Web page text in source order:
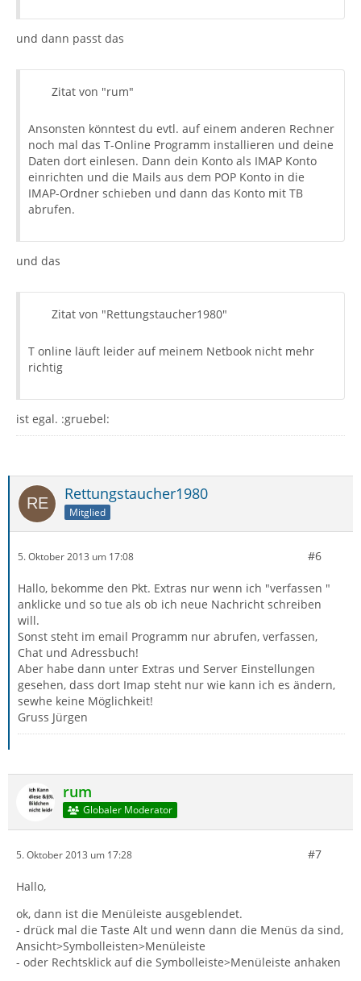
und dann passt das
Zitat von "rum"
Ansonsten könntest du evtl. auf einem anderen Rechner
noch mal das T-Online Programm installieren und deine
Daten dort einlesen. Dann dein Konto als IMAP Konto
einrichten und die Mails aus dem POP Konto in die
IMAP-Ordner schieben und dann das Konto mit TB
abrufen.
und das
Zitat von "Rettungstaucher1980"
T online läuft leider auf meinem Netbook nicht mehr
richtig
ist egal. :gruebel:
Rettungstaucher1980
Mitglied
5. Oktober 2013 um 17:08 #6
Hallo, bekomme den Pkt. Extras nur wenn ich "verfassen "
anklicke und so tue als ob ich neue Nachricht schreiben
will.
Sonst steht im email Programm nur abrufen, verfassen,
Chat und Adressbuch!
Aber habe dann unter Extras und Server Einstellungen
gesehen, dass dort Imap steht nur wie kann ich es ändern,
sewhe keine Möglichkeit!
Gruss Jürgen
rum
Globaler Moderator
5. Oktober 2013 um 17:28 #7
Hallo,
ok, dann ist die Menüleiste ausgeblendet.
- drück mal die Taste Alt und wenn dann die Menüs da sind,
Ansicht>Symbolleisten>Menüleiste
- oder Rechtsklick auf die Symbolleiste>Menüleiste anhaken